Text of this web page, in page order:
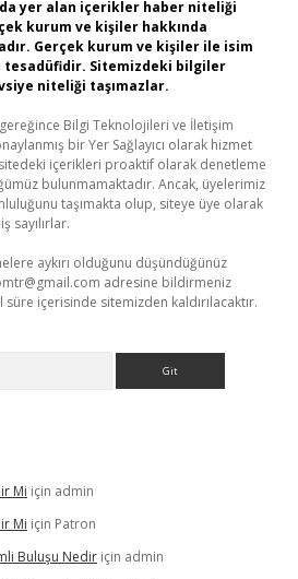
yer alan içerikler haber niteliği
kurum ve kişiler hakkında
Gerçek kurum ve kişiler ile isim
Sitemizdeki bilgiler
niteliği taşımazlar.
gereğince Bilgi Teknolojileri ve İletişim
bir Yer Sağlayıcı olarak hizmet
içerikleri proaktif olarak denetleme
bulunmamaktadır. Ancak, üyelerimiz
taşımakta olup, siteye üye olarak
sayılırlar.
aykırı olduğunu düşündüğünüz
adresine bildirmeniz
içerisinde sitemizden kaldırılacaktır.
Mi için admin
Mi için Patron
Buluşu Nedir için admin